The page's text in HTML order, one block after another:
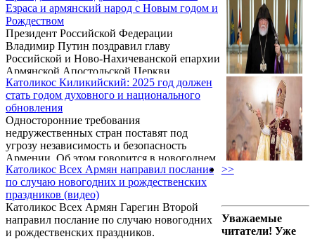
Езраса и армянский народ с Новым годом и
Рождеством
Президент Российской Федерации
Владимир Путин поздравил главу
Российской и Ново-Нахичеванской епархии
Армянской Апостольской Церкви
архиепископа Езраса Нерсисяна и
верующий армянский народ с Новым годом
и Рождеством.
Католикос Киликийский: 2025 год должен
стать годом духовного и национального
обновления
Односторонние требования
недружественных стран поставят под
угрозу независимость и безопасность
Армении. Об этом говорится в новогоднем
послании Католикоса Великого Дома
Киликийского Арама Первого.
Католикос Всех Армян направил послание
по случаю новогодних и рождественских
праздников (видео)
Католикос Всех Армян Гарегин Второй
направил послание по случаю новогодних
и рождественских праздников.
>>
Уважаемые
читатели! Уже